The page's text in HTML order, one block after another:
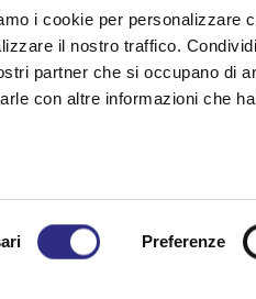
i cookie per personalizzare
il nostro traffico.
partner che si occupano di
con altre informazioni che
Preferenze